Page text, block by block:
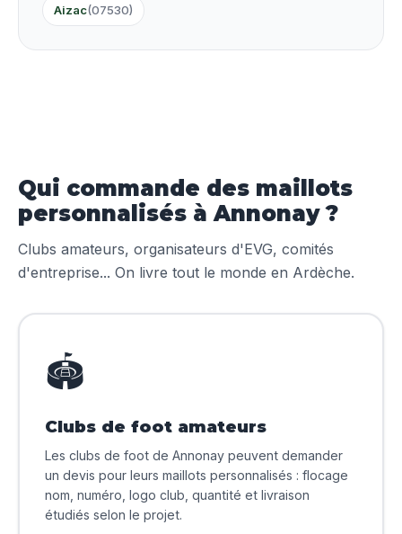
Aizac(07530)
Qui commande des maillots
personnalisés à Annonay ?
Clubs amateurs, organisateurs d'EVG, comités
d'entreprise... On livre tout le monde en Ardèche.
🏟️
Clubs de foot amateurs
Les clubs de foot de Annonay peuvent demander
un devis pour leurs maillots personnalisés : flocage
nom, numéro, logo club, quantité et livraison
étudiés selon le projet.